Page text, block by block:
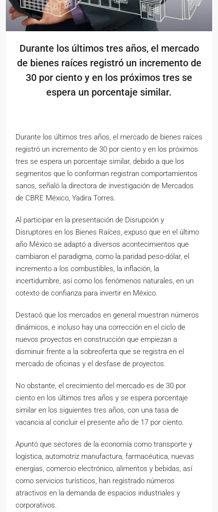
Durante los últimos tres años, el mercado
de bienes raíces registró un incremento de
30 por ciento y en los próximos tres se
espera un porcentaje similar.
Durante los últimos tres años, el mercado de bienes raíces
registró un incremento de 30 por ciento y en los próximos
tres se espera un porcentaje similar, debido a que los
segmentos que lo conforman registran comportamientos
sanos, señaló la directora de investigación de Mercados
de CBRE México, Yadira Torres.
Al participar en la presentación de Disrupción y
Disruptores en los Bienes Raíces, expuso que en el último
año México se adaptó a diversos acontecimientos que
cambiaron el paradigma, como la paridad peso-dólar, el
incremento a los combustibles, la inflación, la
incertidumbre, así como los fenómenos naturales, en un
cotexto de confianza para invertir en México.
Destacó que los mercados en general muestran números
dinámicos, e incluso hay una corrección en el ciclo de
nuevos proyectos en construcción que empiezan a
disminuir frente a la sobreoferta que se registra en el
mercado de oficinas y el desfase de proyectos.
No obstante, el crecimiento del mercado es de 30 por
ciento en los últimos tres años y se espera porcentaje
similar en los siguientes tres años, con una tasa de
vacancia al concluir el presente año de 17 por ciento.
Apuntó que sectores de la economía como transporte y
logística, automotriz manufactura, farmacéutica, nuevas
energías, comercio electrónico, alimentos y bebidas, así
como servicios turísticos, han registrado números
atractivos en la demanda de espacios industriales y
corporativos.